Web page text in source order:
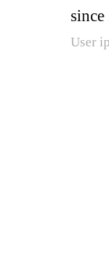
User